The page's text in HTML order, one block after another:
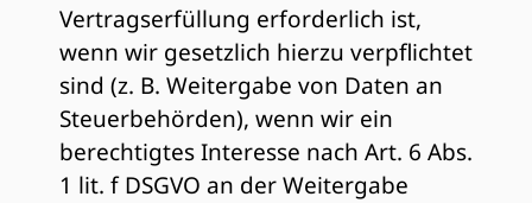
Vertragserfüllung erforderlich ist,
wenn wir gesetzlich hierzu verpflichtet
sind (z. B. Weitergabe von Daten an
Steuerbehörden), wenn wir ein
berechtigtes Interesse nach Art. 6 Abs.
1 lit. f DSGVO an der Weitergabe